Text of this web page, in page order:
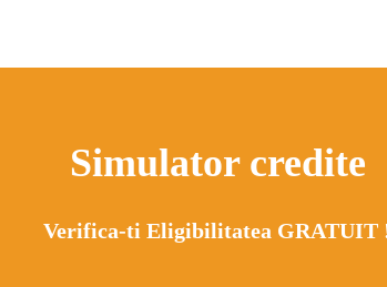
Simulator credite
Verifica-ti Eligibilitatea GRATUIT